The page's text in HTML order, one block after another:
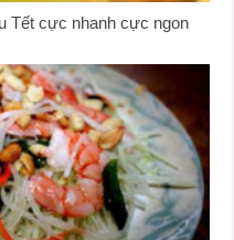
Tết cực nhanh cực ngon